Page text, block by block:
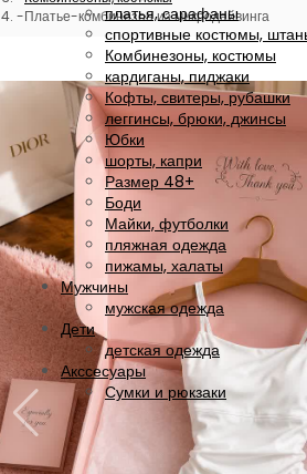
платья, сарафаны
спортивные костюмы,
Комбинезоны, костюмы
кардиганы, пиджаки
Кофты, свитеры, рубашки
леггинсы, брюки, джинсы
Юбки
шорты, капри
Размер 48+
Боди
Майки, футболки
пляжная одежда
пижамы, халаты
Мужчины
мужская одежда
Дети
детская одежда
Акссесуары
Сумки и рюкзаки
Платье-комбинезон из микродайвинга